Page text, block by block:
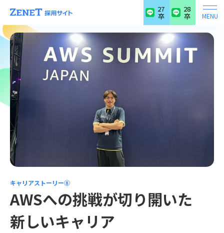
27
卒
28
卒 MENU
キャリアストーリー⑧
AWSへの挑戦が切り開いた
新しいキャリア